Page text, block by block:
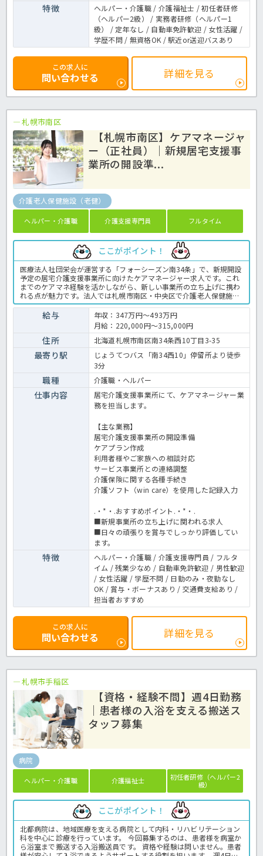
特徴
ヘルパー・介護職 / 介護福祉士 / 初任者研修
（ヘルパー2級） / 実務者研修（ヘルパー1
級） / 定年なし / 自動車免許歓迎 / 女性活躍 /
学歴不問 / 無資格OK / 駅近or送迎バスあり
この求人に
問い合わせる 詳細を見る
札幌市南区
【札幌市南区】ケアマネージャ
ー（正社員）｜新規居宅支援事
業所の開設準...
介護老人保健施設（老健）
ヘルパー・介護職 介護支援専門員 フルタイム
ここがポイント！
医療法人社団栄会が運営する「フォーシーズン南34条」で、新規開設
予定の居宅介護支援事業所に向けたケアマネージャー求人です。これ
までのケアマネ経験を活かしながら、新しい事業所の立ち上げに携わ
れる点が魅力です。法人では札幌市南区・中央区で介護老人保健施設
を運営しており、安定した運営基盤があります。土日休みで年間休日
109日のため、仕事と生活のバランスを大切にしたい方にもおすすめ
です。介護支援専門員の業務全般です。〈介護支援専門員 正職員
介護老人保健施設の求人〉
給与
年収：347万円～493万円
月給：220,000円～315,000円
住所 北海道札幌市南区南34条西10丁目3-35
最寄り駅
じょうてつバス「南34西10」停留所より徒歩
3分
職種 介護職・ヘルパー
仕事内容
居宅介護支援事業所にて、ケアマネージャー業
務を担当します。
【主な業務】
居宅介護支援事業所の開設準備
ケアプラン作成
利用者様やご家族への相談対応
サービス事業所との連絡調整
介護保険に関する各種手続き
介護ソフト（win care）を使用した記録入力
.・*・.おすすめポイント.・*・.
■新規事業所の立ち上げに関われる求人
■日々の頑張りを賞与でしっかり評価してい
ます。
特徴
ヘルパー・介護職 / 介護支援専門員 / フルタ
イム / 残業少なめ / 自動車免許歓迎 / 男性歓迎
/ 女性活躍 / 学歴不問 / 日勤のみ・夜勤なし
OK / 賞与・ボーナスあり / 交通費支給あり /
担当者おすすめ
この求人に
問い合わせる 詳細を見る
札幌市手稲区
【資格・経験不問】週4日勤務
｜患者様の入浴を支える搬送ス
タッフ募集
病院
ヘルパー・介護職 介護福祉士
初任者研修（ヘルパー2
級）
ここがポイント！
北都病院は、地域医療を支える病院として内科・リハビリテーション
科を中心に診療を行っています。 今回募集するのは、患者様を病室か
ら浴室まで搬送する入浴搬送員です。 資格や経験は問いません。患者